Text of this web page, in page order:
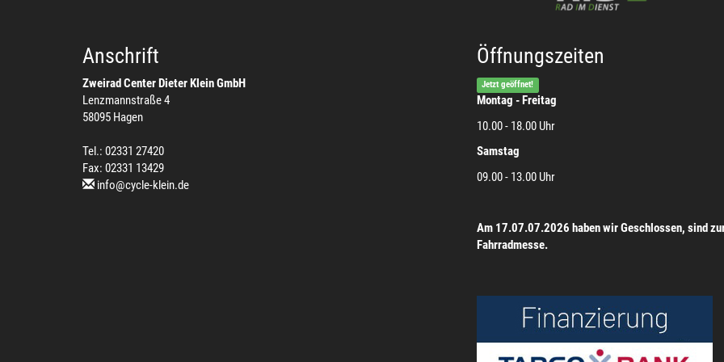
Anschrift
Zweirad Center Dieter Klein GmbH
Lenzmannstraße 4
58095 Hagen
Tel.: 02331 27420
Fax: 02331 13429
info@cycle-klein.de
Öffnungszeiten
Jetzt geöffnet!
Montag - Freitag
10.00 - 18.00 Uhr
Samstag
09.00 - 13.00 Uhr
Am 17.07.07.2026 haben wir Geschlossen, sind
Fahrradmesse.